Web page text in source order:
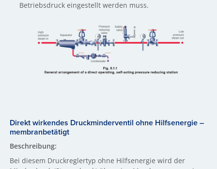
Betriebsdruck eingestellt werden muss.
Direkt wirkendes Druckminderventil ohne Hilfsenergie –
membranbetätigt
Beschreibung:
Bei diesem Druckreglertyp ohne Hilfsenergie wird der